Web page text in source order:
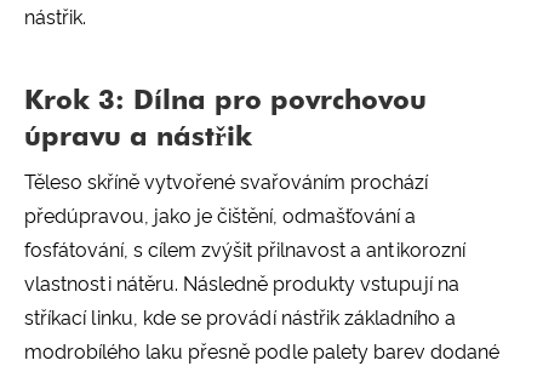
nástřik.
Krok 3: Dílna pro povrchovou
úpravu a nástřik
Těleso skříně vytvořené svařováním prochází
předúpravou, jako je čištění, odmašťování a
fosfátování, s cílem zvýšit přilnavost a antikorozní
vlastnosti nátěru. Následně produkty vstupují na
stříkací linku, kde se provádí nástřik základního a
modrobílého laku přesně podle palety barev dodané